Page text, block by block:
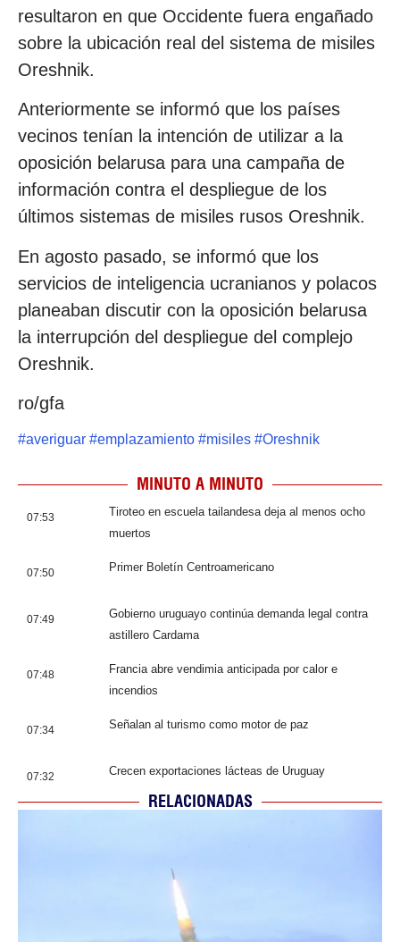
resultaron en que Occidente fuera engañado
sobre la ubicación real del sistema de misiles
Oreshnik.
Anteriormente se informó que los países
vecinos tenían la intención de utilizar a la
oposición belarusa para una campaña de
información contra el despliegue de los
últimos sistemas de misiles rusos Oreshnik.
En agosto pasado, se informó que los
servicios de inteligencia ucranianos y polacos
planeaban discutir con la oposición belarusa
la interrupción del despliegue del complejo
Oreshnik.
ro/gfa
#averiguar #emplazamiento #misiles #Oreshnik
MINUTO A MINUTO
07:53
Tiroteo en escuela tailandesa deja al menos ocho
muertos
07:50 Primer Boletín Centroamericano
07:49
Gobierno uruguayo continúa demanda legal contra
astillero Cardama
07:48
Francia abre vendimia anticipada por calor e
incendios
07:34 Señalan al turismo como motor de paz
07:32 Crecen exportaciones lácteas de Uruguay
RELACIONADAS